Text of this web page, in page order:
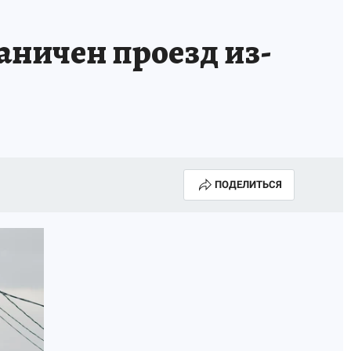
ЗАДАЙ ВОПРОС ГАИ
ГОВОРЯТ ЗВЕЗДЫ
проезд из-
ПОДЕЛИТЬСЯ